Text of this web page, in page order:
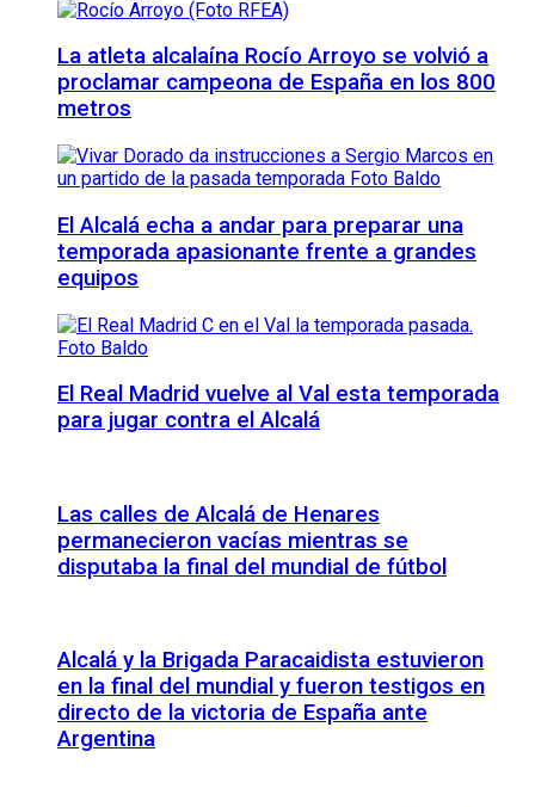
La atleta alcalaína Rocío Arroyo se volvió a
proclamar campeona de España en los 800
metros
El Alcalá echa a andar para preparar una
temporada apasionante frente a grandes
equipos
El Real Madrid vuelve al Val esta temporada
para jugar contra el Alcalá
Las calles de Alcalá de Henares
permanecieron vacías mientras se
disputaba la final del mundial de fútbol
Alcalá y la Brigada Paracaidista estuvieron
en la final del mundial y fueron testigos en
directo de la victoria de España ante
Argentina